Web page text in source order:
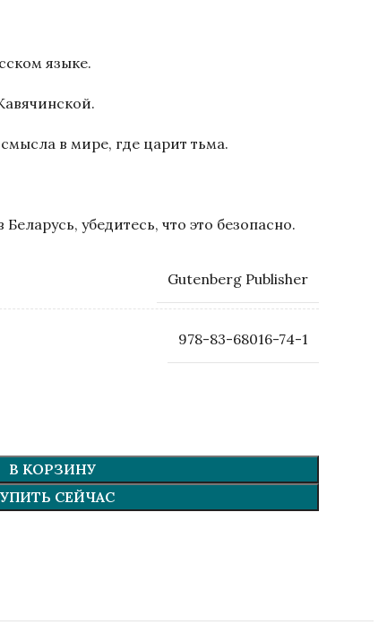
языке.
в мире, где царит тьма.
убедитесь, что это безопасно.
Gutenberg Publisher
978-83-68016-74-1
В КОРЗИНУ
СЕЙЧАС